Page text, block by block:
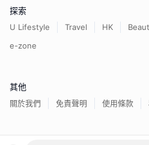
探索
U Lifestyle Travel HK
e-zone
其他
關於我們 免責聲明 使用條款